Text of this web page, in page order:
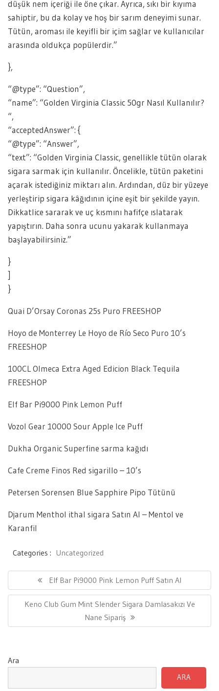
düşük nem içeriği ile öne çıkar. Ayrıca, sıkı bir kıyıma
sahiptir, bu da kolay ve hoş bir sarım deneyimi sunar.
Tütün, aroması ile keyifli bir içim sağlar ve kullanıcılar
arasında oldukça popülerdir.”
},
“@type”: “Question”,
“name”: “Golden Virginia Classic 50gr Nasıl Kullanılır?
“,
“acceptedAnswer”: {
“@type”: “Answer”,
“text”: “Golden Virginia Classic, genellikle tütün olarak
sigara sarmak için kullanılır. Öncelikle, tütün paketini
açarak istediğiniz miktarı alın. Ardından, düz bir yüzeye
yerleştirip sigara kâğıdının içine eşit bir şekilde yayın.
Dikkatlice sararak ve uç kısmını hafifçe ıslatarak
yapıştırın. Daha sonra ucunu yakarak kullanmaya
başlayabilirsiniz.”
}
]
}
Quai D’Orsay Coronas 25s Puro FREESHOP
Hoyo de Monterrey Le Hoyo de Río Seco Puro 10’s
FREESHOP
100CL Olmeca Extra Aged Edicion Black Tequila
FREESHOP
Elf Bar Pi9000 Pink Lemon Puff
Vozol Gear 10000 Sour Apple Ice Puff
Dukha Organic Superfine sarma kağıdı
Cafe Creme Finos Red sigarillo – 10’s
Petersen Sorensen Blue Sapphire Pipo Tütünü
Djarum Menthol ithal sigara Satın Al – Mentol ve
Karanfil
Categories : Uncategorized
gezinmesi
Previous
Post:
Elf Bar Pi9000 Pink Lemon Puff Satın Al
Next
Keno Club Gum Mint Slender Sigara Damlasakızı Ve
Nane Sipariş
Ara
ARA